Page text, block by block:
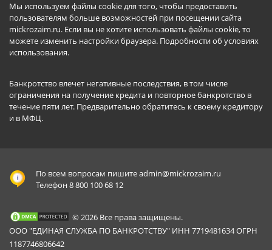
Мы используем файлы cookie для того, чтобы предоставить
пользователям больше возможностей при посещении сайта
mickrozaim.ru. Если вы не хотите использовать файлы cookie, то
можете изменить настройки браузера. Подробности об условиях
использования.
Банкротство влечет негативные последствия, в том числе
ограничения на получение кредита и повторное банкротство в
течение пяти лет. Предварительно обратитесь к своему кредитору
и в МФЦ.
По всем вопросам пишитеadmin@mickrozaim.ru
Телефон 8 800 100 68 12
© 2026 Все права защищены.
ООО "ЕДИНАЯ СЛУЖБА ПО БАНКРОТСТВУ" ИНН 7719481634 ОГРН
1187746806642